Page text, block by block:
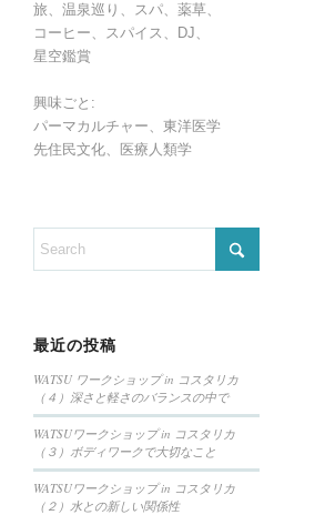
旅、温泉巡り、スパ、薬草、
コーヒー、スパイス、DJ、
星空鑑賞
興味ごと:
パーマカルチャー、東洋医学
先住民文化、医療人類学
最近の投稿
WATSU ワークショップ in コスタリカ
（４）深さと軽さのバランスの中で
WATSUワークショップ in コスタリカ
（３）ボディワークで大切なこと
WATSUワークショップ in コスタリカ
（２）水との新しい関係性